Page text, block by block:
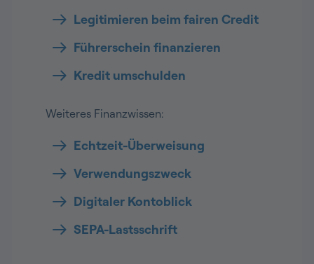
Legitimieren beim fairen Credit
Führerschein finanzieren
Kredit umschulden
Weiteres Finanzwissen:
Echtzeit-Überweisung
Verwendungszweck
Digitaler Kontoblick
SEPA-Lastsschrift